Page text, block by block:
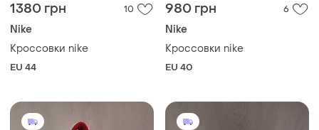
1380 грн 10
Nike
Кроссовки nike
EU 44
980 грн 6
Nike
Кроссовки nike
EU 40